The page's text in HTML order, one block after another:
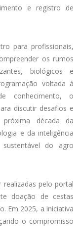
e registro de
para profissionais,
os rumos
biológicos e
voltada à
conhecimento, o
discutir desafios e
década da
e da inteligência
do agro
pelo portal
doação de cestas
Em 2025, a iniciativa
o compromisso